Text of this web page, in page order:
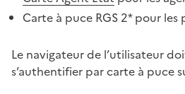
Carte à puce RGS 2* pour les
Le navigateur de l’utilisateur
s’authentifier par carte à puce